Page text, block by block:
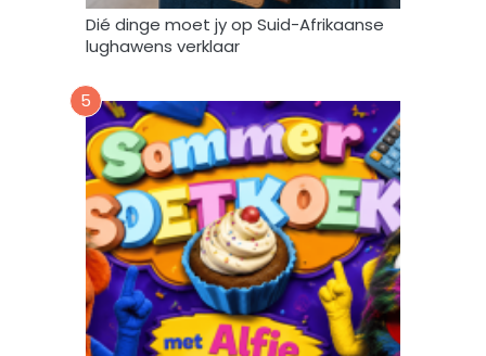
k
*
Dié dinge moet jy op Suid-Afrikaanse
lughawens verklaar
5